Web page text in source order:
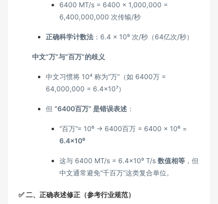
6400 MT/s = 6400 × 1,000,000 =
6,400,000,000 次传输/秒
正确科学计数法 ：6.4 × 10⁹ 次/秒（64亿次/秒）
中文“万”与“百万”的歧义
中文习惯将 10⁴ 称为“万”（如 6400万 =
64,000,000 = 6.4×10⁷）
但 “6400百万” 是错误表述 ：
“百万”= 10⁶ → 6400百万 = 6400 × 10⁶ =
6.4×10⁹
这与 6400 MT/s = 6.4×10⁹ T/s 数值相等 ，但
中文通常避免“千百万”这类复合单位。
✅ 二、正确表述修正（参考行业规范）